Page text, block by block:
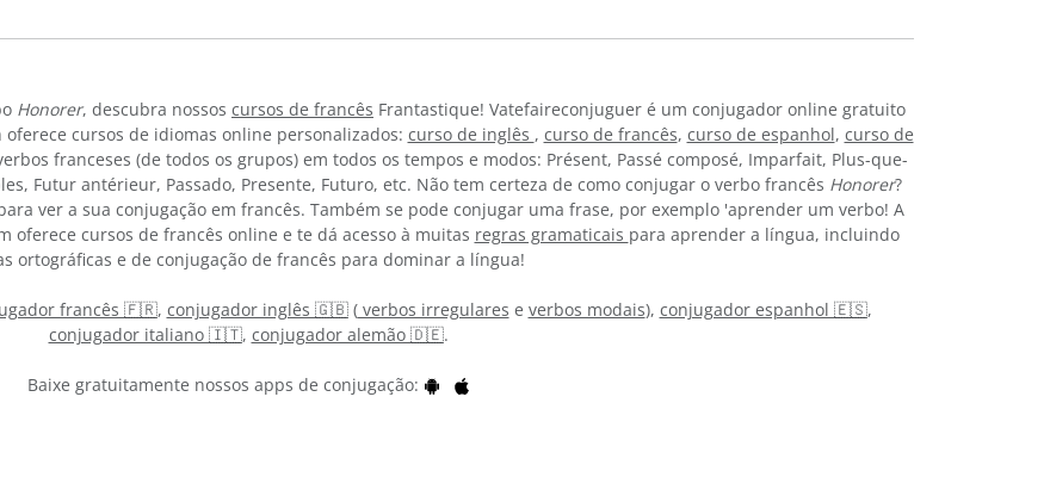
Honorer, descubra nossos cursos de francês Frantastique! Vatefaireconjuguer é um conjugador online gratuito
cursos de idiomas online personalizados: curso de inglês , curso de francês, curso de espanhol, curso de
franceses (de todos os grupos) em todos os tempos e modos: Présent, Passé composé, Imparfait, Plus-que-
Futur antérieur, Passado, Presente, Futuro, etc. Não tem certeza de como conjugar o verbo francês Honorer?
ver a sua conjugação em francês. Também se pode conjugar uma frase, por exemplo 'aprender um verbo! A
cursos de francês online e te dá acesso à muitas regras gramaticais para aprender a língua, incluindo
ortográficas e de conjugação de francês para dominar a língua!
francês 🇫🇷, conjugador inglês 🇬🇧(verbos irregulares e verbos modais), conjugador espanhol 🇪🇸,
conjugador italiano 🇮🇹, conjugador alemão 🇩🇪.
Baixe gratuitamente nossos apps de conjugação: